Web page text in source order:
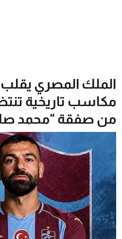
الملك المصري يقلب
مكاسب تاريخية
من صفقة "محمد